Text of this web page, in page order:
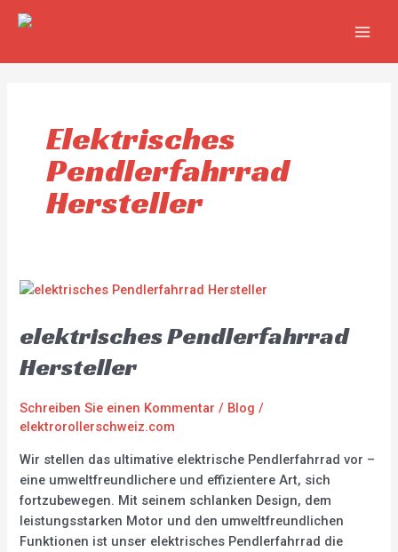
Inhalt
Elektrisches
Pendlerfahrrad
Hersteller
elektrisches Pendlerfahrrad
Hersteller
Schreiben Sie einen Kommentar / Blog /
elektrorollerschweiz.com
Wir stellen das ultimative elektrische Pendlerfahrrad vor –
eine umweltfreundlichere und effizientere Art, sich
fortzubewegen. Mit seinem schlanken Design, dem
leistungsstarken Motor und den umweltfreundlichen
Funktionen ist unser elektrisches Pendlerfahrrad die
elektrisches
Hersteller